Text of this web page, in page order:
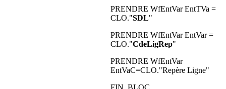
PRENDRE WfEntVar EntTVa =
CLO."SDL"
PRENDRE WfEntVar EntVar =
CLO."CdeLigRep"
PRENDRE WfEntVar
EntVaC=CLO."Repère Ligne"
FIN_BLOC